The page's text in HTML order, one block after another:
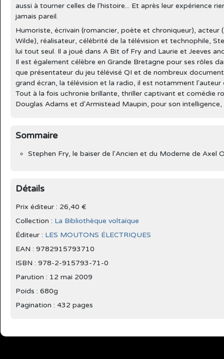
aussi à tourner celles de l'histoire... Et après leur expérience
jamais pareil.
Humoriste, écrivain (romancier, poète et chroniqueur), acteur
Wilde), réalisateur, célébrité de la télévision et technophile,
lui tout seul. Il a joué dans A Bit of Fry and Laurie et Jeeves
Il est également célèbre en Grande Bretagne pour ses rôles
que présentateur du jeu télévisé QI et de nombreux
grand écran, la télévision et la radio, il est notamment
Tout à la fois uchronie brillante, thriller captivant et comédie
Douglas Adams et d'Armistead Maupin, pour son
Sommaire
Stephen Fry, le baiser de l'Ancien et du Moderne de Axel
Détails
Prix éditeur : 26,40 €
Collection : La Bibliothèque voltaïque
Éditeur : LES MOUTONS ÉLECTRIQUES
EAN : 9782915793710
ISBN : 978-2-915793-71-0
Parution : 12 mai 2009
Poids : 680g
Pagination : 432 pages